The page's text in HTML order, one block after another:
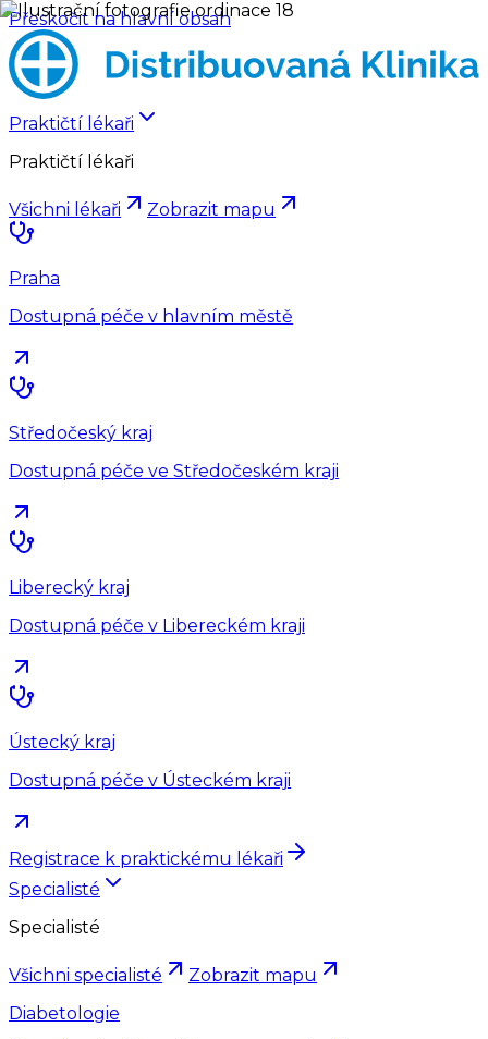
Přeskočit na hlavní obsah
Praktičtí lékaři
Praktičtí lékaři
Všichni lékaři Zobrazit mapu
Praha
Dostupná péče v hlavním městě
Středočeský kraj
Dostupná péče ve Středočeském kraji
Liberecký kraj
Dostupná péče v Libereckém kraji
Ústecký kraj
Dostupná péče v Ústeckém kraji
Registrace k praktickému lékaři
Specialisté
Specialisté
Všichni specialisté
Zobrazit mapu
Diabetologie